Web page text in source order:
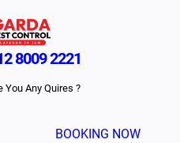
8009 2221
You Any Quires ?
BOOKING NOW